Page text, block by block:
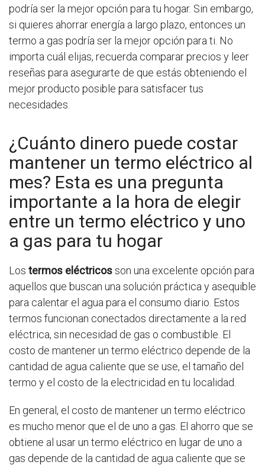
podría ser la mejor opción para tu hogar. Sin embargo,
si quieres ahorrar energía a largo plazo, entonces un
termo a gas podría ser la mejor opción para ti. No
importa cuál elijas, recuerda comparar precios y leer
reseñas para asegurarte de que estás obteniendo el
mejor producto posible para satisfacer tus
necesidades.
¿Cuánto dinero puede costar
mantener un termo eléctrico al
mes? Esta es una pregunta
importante a la hora de elegir
entre un termo eléctrico y uno
a gas para tu hogar
Los termos eléctricosson una excelente opción para
aquellos que buscan una solución práctica y asequible
para calentar el agua para el consumo diario. Estos
termos funcionan conectados directamente a la red
eléctrica, sin necesidad de gas o combustible. El
costo de mantener un termo eléctrico depende de la
cantidad de agua caliente que se use, el tamaño del
termo y el costo de la electricidad en tu localidad.
En general, el costo de mantener un termo eléctrico
es mucho menor que el de uno a gas. El ahorro que se
obtiene al usar un termo eléctrico en lugar de uno a
gas depende de la cantidad de agua caliente que se